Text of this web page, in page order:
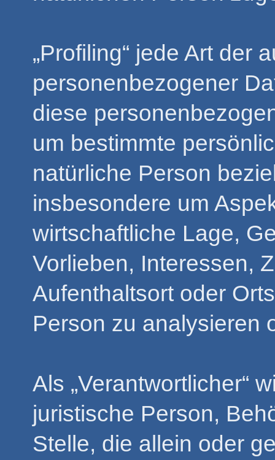
„Profiling“ jede Art der
personenbezogener
diese
um bestimmte
natürliche Person
insbesondere um
wirtschaftliche Lage,
Vorlieben, Interessen,
Aufenthaltsort oder
Person zu analysieren
Als „Verantwortlicher“
juristische Person,
Stelle, die allein oder